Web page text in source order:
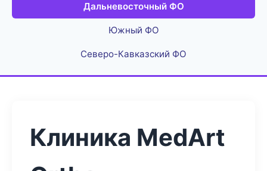
Дальневосточный ФО
Южный ФО
Северо-Кавказский ФО
Клиника MedArt